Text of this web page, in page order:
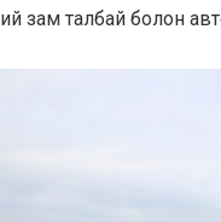
зам талбай болон